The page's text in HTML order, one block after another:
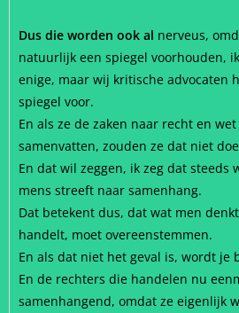
Dus die worden ook al nerveus,
natuurlijk een spiegel voorhouden,
enige, maar wij kritische advocaten
spiegel voor.
En als ze de zaken naar recht en
samenvatten, zouden ze dat niet
En dat wil zeggen, ik zeg dat steeds
mens streeft naar samenhang.
Dat betekent dus, dat wat men
handelt, moet overeenstemmen.
En als dat niet het geval is, wordt je
En de rechters die handelen nu
samenhangend, omdat ze eigenlijk